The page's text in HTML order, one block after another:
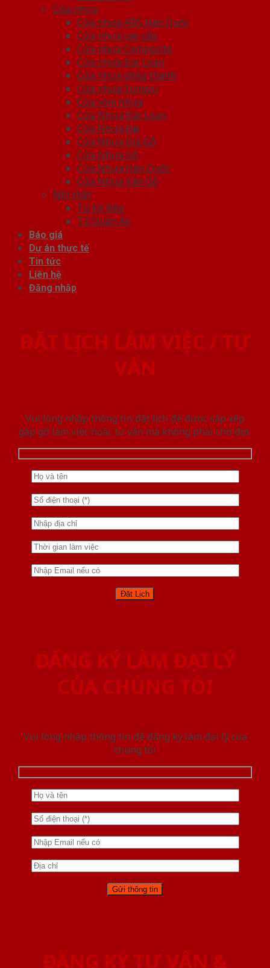
Cửa nhựa
Cửa nhựa ABS Hàn Quốc
Cửa nhựa cao cấp
Cửa nhựa Composite
Cửa nhựa Đài Loan
Cửa nhựa ghép thanh
Cửa nhựa Sungyu
Cửa vòm nhựa
Cửa Nhựa Đài Loan
Cửa Nhựa Đẹp
Cửa Nhựa Giả Gỗ
Cửa Nhựa Gỗ
Cửa Nhựa Hàn Quốc
Cửa Nhựa Vân Gỗ
Nội thất
Tủ Kệ Bếp
Tủ Quần Áo
Báo giá
Dự án thực tế
Tin tức
Liên hệ
Đăng nhập
ĐẶT LỊCH LÀM VIỆC / TƯ
VẤN
Vui lòng nhập thông tin đặt lịch để được sắp xếp
gặp gỡ làm việc hoăc tư vấn mà không phải chờ đợi.
ĐĂNG KÝ LÀM ĐẠI LÝ
CỦA CHÚNG TÔI
Vui lòng nhập thông tin để đăng ký làm đại lý của
chúng tôi
ĐĂNG KÝ TƯ VẤN &